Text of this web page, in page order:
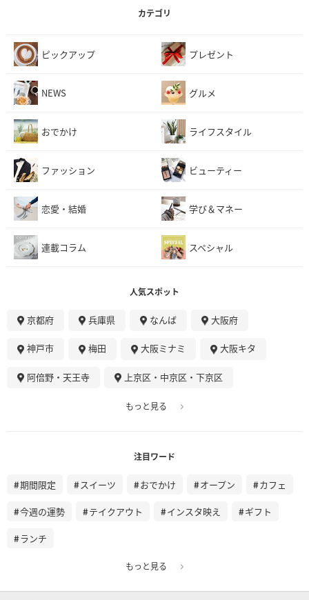
カテゴリ
ピックアップ プレゼント
NEWS グルメ
おでかけ ライフスタイル
ファッション ビューティー
恋愛・結婚 学び＆マネー
連載コラム スペシャル
人気スポット
京都府 兵庫県 なんば 大阪府
神戸市 梅田 大阪ミナミ 大阪キタ
阿倍野・天王寺 上京区・中京区・下京区
もっと見る
注目ワード
期間限定 スイーツ おでかけ オープン カフェ
今週の運勢 テイクアウト インスタ映え ギフト
ランチ
もっと見る